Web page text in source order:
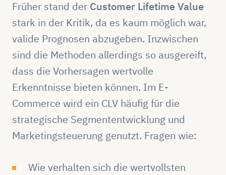
Früher stand der Customer Lifetime Value
stark in der Kritik, da es kaum möglich war,
valide Prognosen abzugeben. Inzwischen
sind die Methoden allerdings so ausgereift,
dass die Vorhersagen wertvolle
Erkenntnisse bieten können. Im E-
Commerce wird ein CLV häufig für die
strategische Segmententwicklung und
Marketingsteuerung genutzt. Fragen wie:
Wie verhalten sich die wertvollsten